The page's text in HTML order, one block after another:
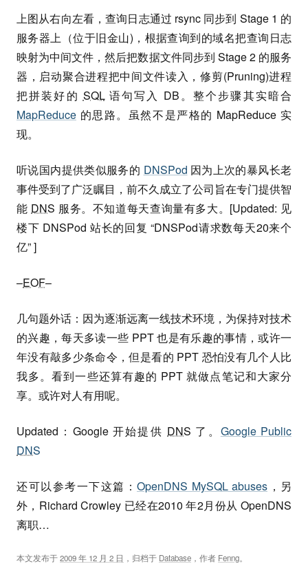
上图从右向左看，查询日志通过 rsync 同步到 Stage 1 的
服务器上（位于旧金山)，根据查询到的域名把查询日志
映射为中间文件，然后把数据文件同步到 Stage 2 的服务
器，启动聚合进程把中间文件读入，修剪(Pruning)进程
把拼装好的 SQL语句写入 DB。整个步骤其实暗合
MapReduce 的思路。虽然不是严格的 MapReduce 实
现。
听说国内提供类似服务的 DNSPod 因为上次的暴风长老
事件受到了广泛瞩目，前不久成立了公司旨在专门提供智
能 DNS 服务。不知道每天查询量有多大。[Updated: 见
楼下 DNSPod 站长的回复 “DNSPod请求数每天20来个
亿” ]
–EOF–
几句题外话：因为逐渐远离一线技术环境，为保持对技术
的兴趣，每天多读一些 PPT 也是有乐趣的事情，或许一
年没有敲多少条命令，但是看的 PPT 恐怕没有几个人比
我多。看到一些还算有趣的 PPT 就做点笔记和大家分
享。或许对人有用呢。
Updated：Google 开始提供 DNS 了。 Google Public
DNS
还可以参考一下这篇： OpenDNS MySQL abuses ，另
外，Richard Crowley 已经在2010 年2月份从 OpenDNS
离职…
本文发布于2009 年 12 月 2 日 ，归档于 Database ，作者 Fenng。